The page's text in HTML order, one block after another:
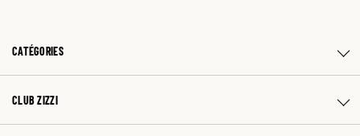
CATÉGORIES
CLUB ZIZZI